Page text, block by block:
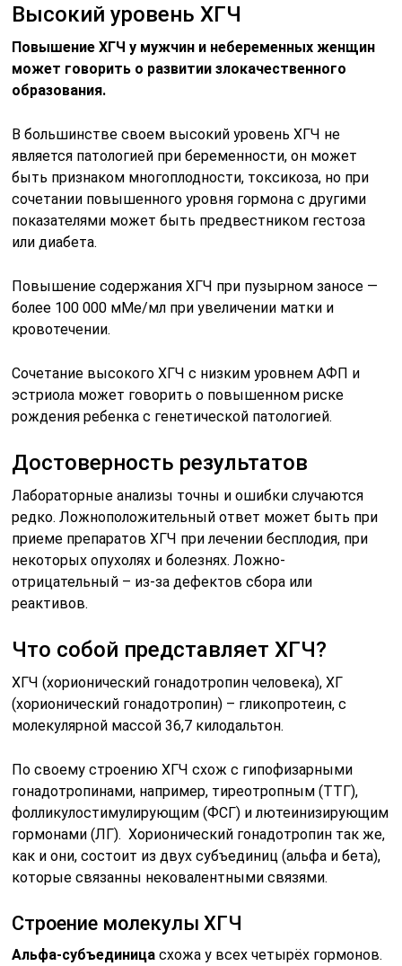
Высокий уровень ХГЧ
Повышение ХГЧ у мужчин и небеременных женщин
может говорить о развитии злокачественного
образования.
В большинстве своем высокий уровень ХГЧ не
является патологией при беременности, он может
быть признаком многоплодности, токсикоза, но при
сочетании повышенного уровня гормона с другими
показателями может быть предвестником гестоза
или диабета.
Повышение содержания ХГЧ при пузырном заносе —
более 100 000 мМе/мл при увеличении матки и
кровотечении.
Сочетание высокого ХГЧ с низким уровнем АФП и
эстриола может говорить о повышенном риске
рождения ребенка с генетической патологией.
Достоверность результатов
Лабораторные анализы точны и ошибки случаются
редко. Ложноположительный ответ может быть при
приеме препаратов ХГЧ при лечении бесплодия, при
некоторых опухолях и болезнях. Ложно-
отрицательный – из-за дефектов сбора или
реактивов.
Что собой представляет ХГЧ?
ХГЧ (хорионический гонадотропин человека), ХГ
(хорионический гонадотропин) – гликопротеин, с
молекулярной массой 36,7 килодальтон.
По своему строению ХГЧ схож с гипофизарными
гонадотропинами, например, тиреотропным (ТТГ),
фолликулостимулирующим (ФСГ) и лютеинизирующим
гормонами (ЛГ). Хорионический гонадотропин так же,
как и они, состоит из двух субъединиц (альфа и бета),
которые связанны нековалентными связями.
Строение молекулы ХГЧ
Альфа-субъединица схожа у всех четырёх гормонов.